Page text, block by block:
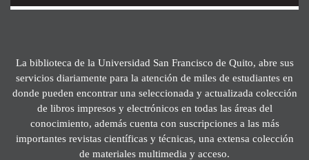
La biblioteca de la Universidad San Francisco de Quito, abre sus
servicios diariamente para la atención de miles de estudiantes en
donde pueden encontrar una seleccionada y actualizada colección
de libros impresos y electrónicos en todas las áreas del
conocimiento, además cuenta con suscripciones a las más
importantes revistas científicas y técnicas, una extensa colección
de materiales multimedia y acceso.